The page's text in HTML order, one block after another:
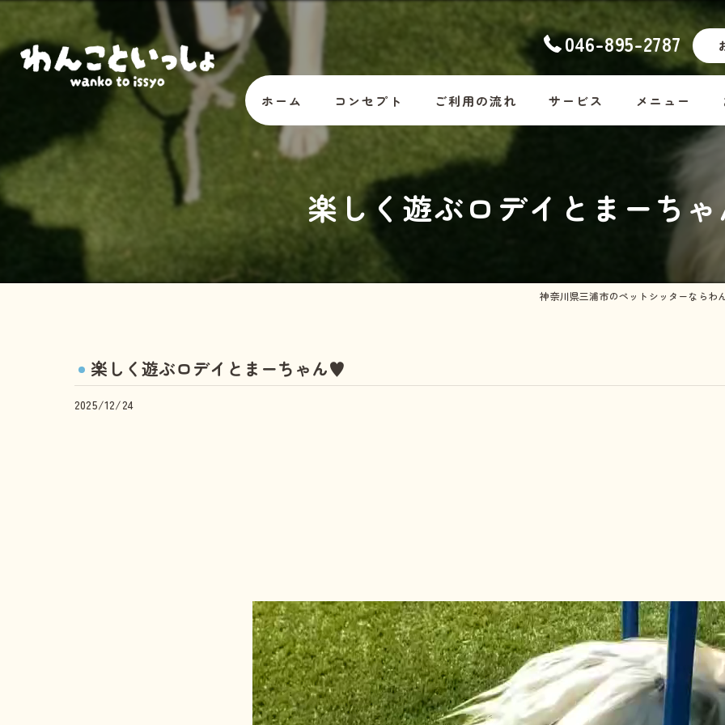
046-895-2787
ホーム コンセプト
オーナーの想い
スタッフ紹介
ご利用の流れ サービス
ホームステイ
お散歩代行
しつけ教室
メニュー
Dog
Rabbit・
その他の料金
楽しく遊ぶロデイとまーち
神奈川県三浦市のペットシッターならわ
楽しく遊ぶロデイとまーちゃん♥️
2025/12/24